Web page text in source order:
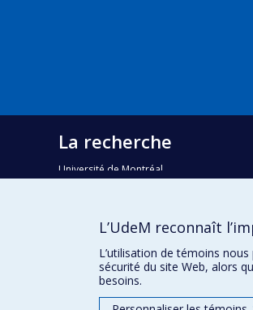
La recherche
Université de Montréal
Courriel:recherche@umontreal.ca
L’UdeM reconnaît
L’utilisation de témoins
sécurité du site Web, alors
besoins.